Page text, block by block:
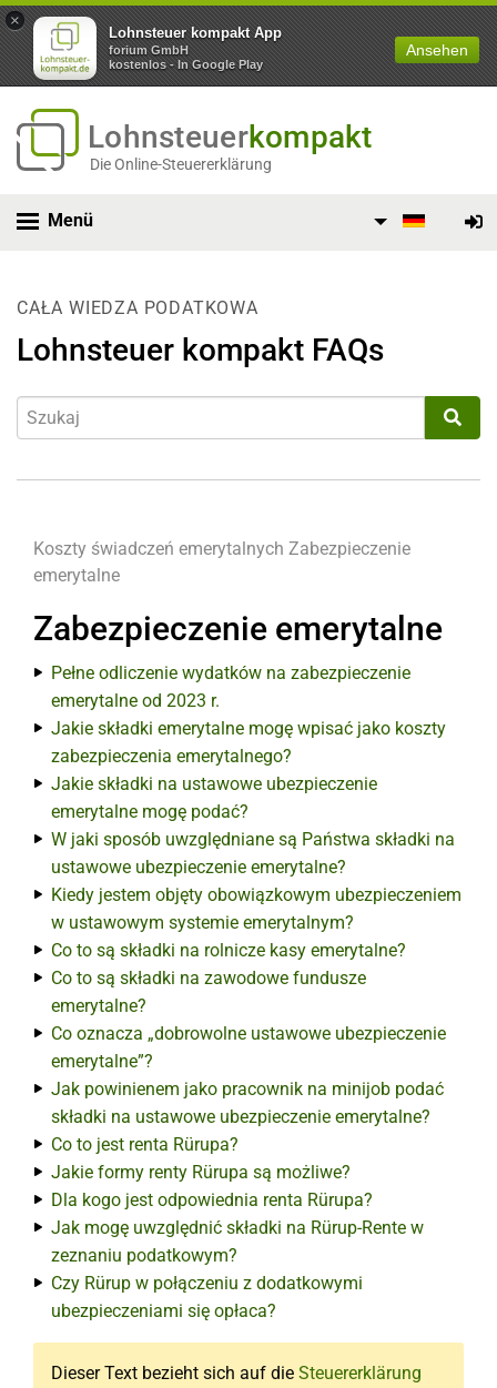
×
Lohnsteuer kompakt App
forium GmbH
kostenlos - In Google Play
Ansehen
Lohnsteuerkompakt
Die Online-Steuererklärung
Menü
CAŁA WIEDZA PODATKOWA
Lohnsteuer kompakt FAQs
Koszty świadczeń emerytalnych Zabezpieczenie
emerytalne
Zabezpieczenie emerytalne
Pełne odliczenie wydatków na zabezpieczenie
emerytalne od 2023 r.
Jakie składki emerytalne mogę wpisać jako koszty
zabezpieczenia emerytalnego?
Jakie składki na ustawowe ubezpieczenie
emerytalne mogę podać?
W jaki sposób uwzględniane są Państwa składki na
ustawowe ubezpieczenie emerytalne?
Kiedy jestem objęty obowiązkowym ubezpieczeniem
w ustawowym systemie emerytalnym?
Co to są składki na rolnicze kasy emerytalne?
Co to są składki na zawodowe fundusze
emerytalne?
Co oznacza „dobrowolne ustawowe ubezpieczenie
emerytalne”?
Jak powinienem jako pracownik na minijob podać
składki na ustawowe ubezpieczenie emerytalne?
Co to jest renta Rürupa?
Jakie formy renty Rürupa są możliwe?
Dla kogo jest odpowiednia renta Rürupa?
Jak mogę uwzględnić składki na Rürup-Rente w
zeznaniu podatkowym?
Czy Rürup w połączeniu z dodatkowymi
ubezpieczeniami się opłaca?
Dieser Text bezieht sich auf die Steuererklärung